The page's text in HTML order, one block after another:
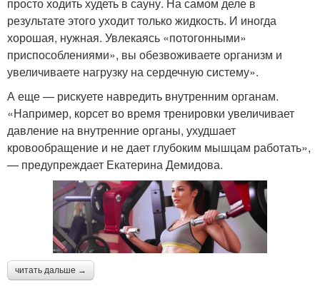
результате этого уходит только жидкость. И иногда
хорошая, нужная. Увлекаясь «потогонными»
приспособлениями», вы обезвоживаете организм и
увеличиваете нагрузку на сердечную систему».
А еще — рискуете навредить внутренним органам.
«Например, корсет во время тренировки увеличивает
давление на внутренние органы, ухудшает
кровообращение и не дает глубоким мышцам работать»,
— предупреждает Екатерина Демидова.
читать дальше →